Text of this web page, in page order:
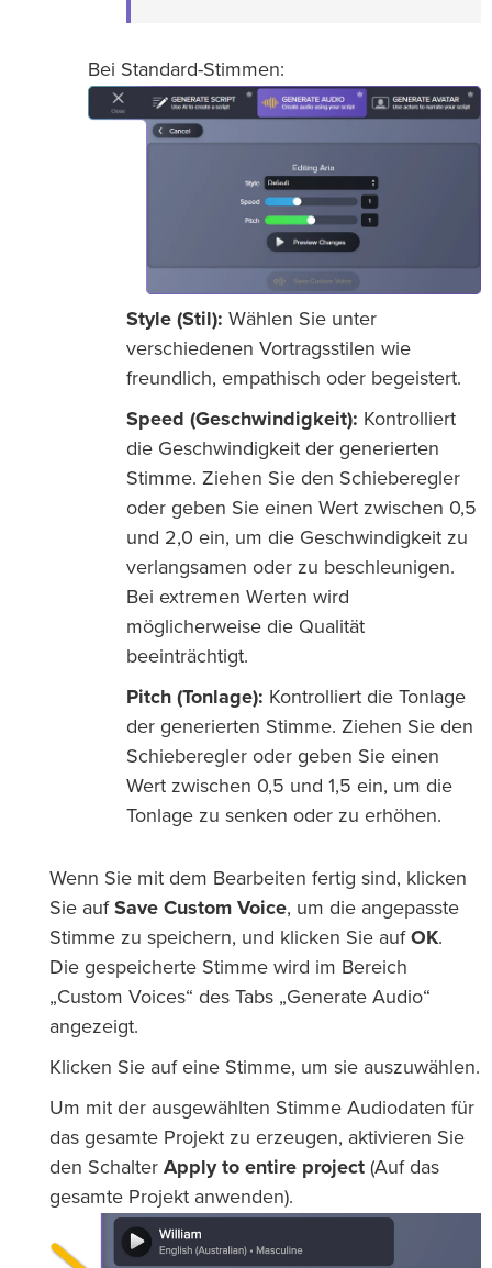
Bei Standard-Stimmen:
Style (Stil): Wählen Sie unter
verschiedenen Vortragsstilen wie
freundlich, empathisch oder begeistert.
Speed (Geschwindigkeit): Kontrolliert
die Geschwindigkeit der generierten
Stimme. Ziehen Sie den Schieberegler
oder geben Sie einen Wert zwischen 0,5
und 2,0 ein, um die Geschwindigkeit zu
verlangsamen oder zu beschleunigen.
Bei extremen Werten wird
möglicherweise die Qualität
beeinträchtigt.
Pitch (Tonlage): Kontrolliert die Tonlage
der generierten Stimme. Ziehen Sie den
Schieberegler oder geben Sie einen
Wert zwischen 0,5 und 1,5 ein, um die
Tonlage zu senken oder zu erhöhen.
Wenn Sie mit dem Bearbeiten fertig sind, klicken
Sie auf Save Custom Voice, um die angepasste
Stimme zu speichern, und klicken Sie auf OK.
Die gespeicherte Stimme wird im Bereich
„Custom Voices“ des Tabs „Generate Audio“
angezeigt.
Klicken Sie auf eine Stimme, um sie auszuwählen.
Um mit der ausgewählten Stimme Audiodaten für
das gesamte Projekt zu erzeugen, aktivieren Sie
den Schalter Apply to entire project (Auf das
gesamte Projekt anwenden).